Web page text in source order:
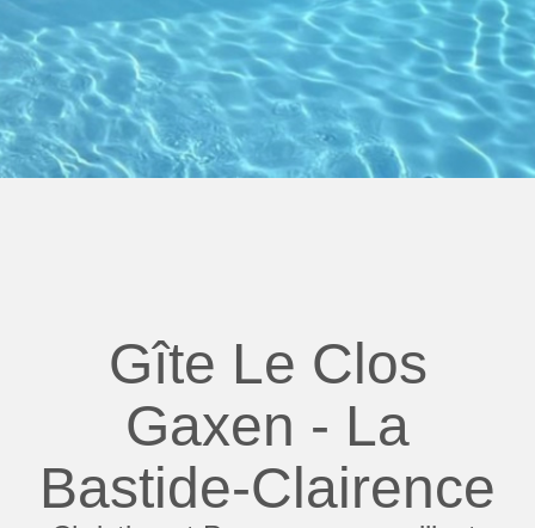
Gîte Le Clos
Gaxen - La
Bastide-Clairence